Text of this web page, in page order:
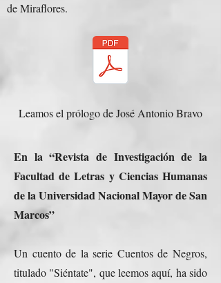
de Miraflores.
Leamos el prólogo de José Antonio Bravo
En la “Revista de Investigación de la
Facultad de Letras y Ciencias Humanas
de la Universidad Nacional Mayor de San
Marcos”
Un cuento de la serie Cuentos de Negros,
titulado "Siéntate", que leemos aquí, ha sido